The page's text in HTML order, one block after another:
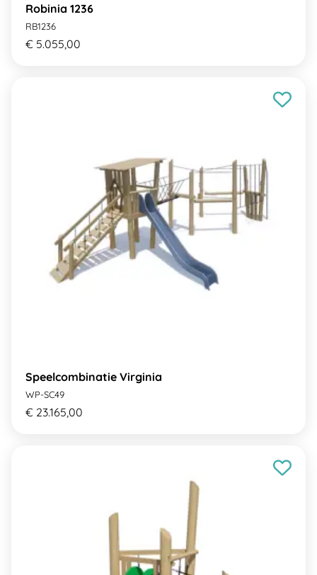
Robinia 1236
RB1236
€ 5.055,00
Speelcombinatie Virginia
WP-SC49
€ 23.165,00